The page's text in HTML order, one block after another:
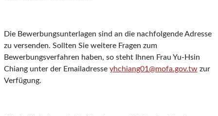
Die Bewerbungsunterlagen sind an die nachfolgende Adresse
zu versenden. Sollten Sie weitere Fragen zum
Bewerbungsverfahren haben, so steht Ihnen Frau Yu-Hsin
Chiang unter der Emailadresse yhchiang01@mofa.gov.tw zur
Verfügung.